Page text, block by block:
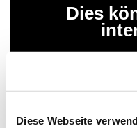
Diese Webseite
Dies